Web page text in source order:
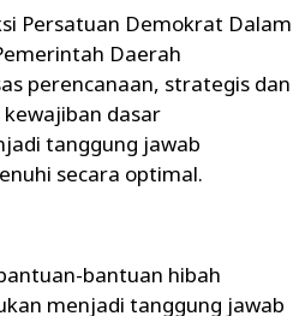
Persatuan Demokrat Dalam
Daerah
perencanaan, strategis dan
dasar
tanggung jawab
secara optimal.
bantuan hibah
menjadi tanggung jawab